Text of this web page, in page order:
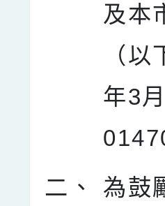
及本
（
年3
二、
為鼓